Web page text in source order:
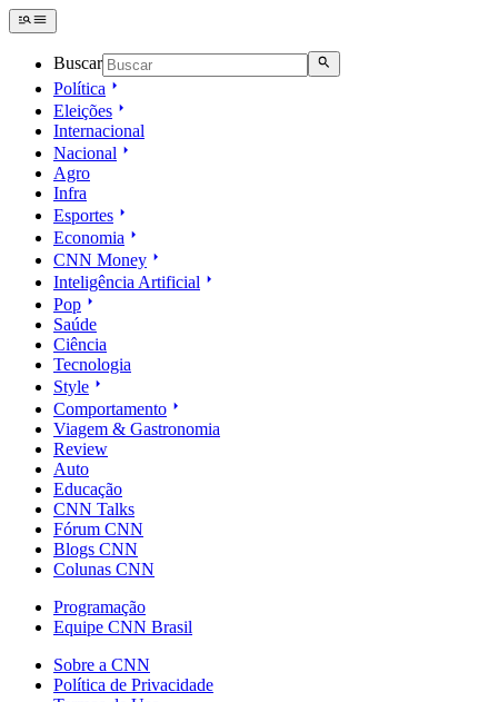
Buscar
Política
Eleições
Internacional
Nacional
Agro
Infra
Esportes
Economia
CNN Money
Inteligência Artificial
Pop
Saúde
Ciência
Tecnologia
Style
Comportamento
Viagem & Gastronomia
Review
Auto
Educação
CNN Talks
Fórum CNN
Blogs CNN
Colunas CNN
Programação
Equipe CNN Brasil
Sobre a CNN
Política de Privacidade